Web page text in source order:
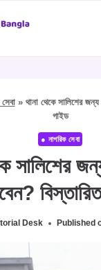
» থানা থেকে সালিশের
গাইড
● নাগরিক সেবা
সালিশের
Desk Published